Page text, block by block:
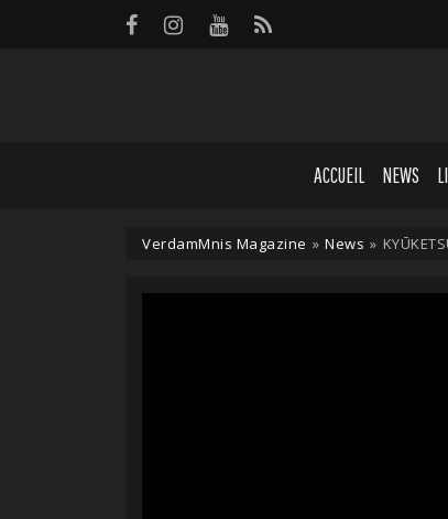
ACCUEIL NEWS
VerdamMnis Magazine » News »
Panneau de gestion des cookies